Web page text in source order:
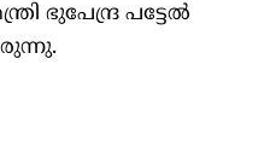
ഭുപേന്ദ്ര പട്ടേല്‍